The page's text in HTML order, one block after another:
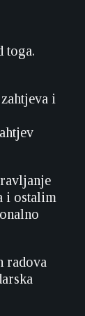
toga.
i
i ostalim
radova